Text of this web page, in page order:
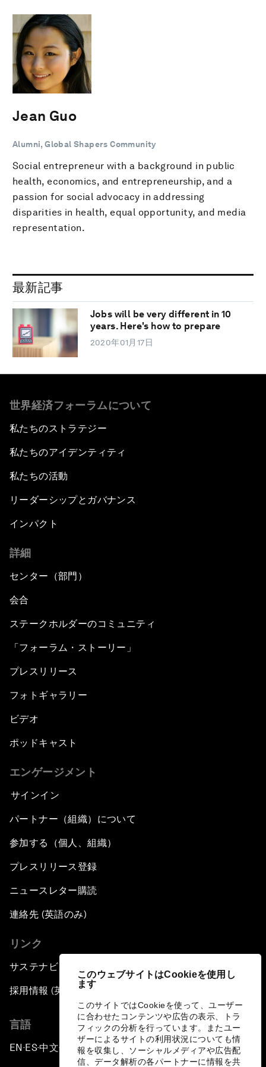
このウェブサイトはCookieを使用し
ます
このサイトではCookieを使って、ユーザー
に合わせたコンテンツや広告の表示、トラ
フィックの分析を行っています。またユー
ザーによるサイトの利用状況についても情
報を収集し、ソーシャルメディアや広告配
信、データ解析の各パートナーに情報を共
Jean Guo
Alumni, Global Shapers Community
Social entrepreneur with a background in public
health, economics, and entrepreneurship, and a
passion for social advocacy in addressing
disparities in health, equal opportunity, and media
representation.
最新記事
Jobs will be very different in 10
years. Here's how to prepare
2020年01月17日
世界経済フォーラムについて
私たちのストラテジー
私たちのアイデンティティ
私たちの活動
リーダーシップとガバナンス
インパクト
詳細
センター（部門）
会合
ステークホルダーのコミュニティ
「フォーラム・ストーリー」
プレスリリース
フォトギャラリー
ビデオ
ポッドキャスト
エンゲージメント
サインイン
パートナー（組織）について
参加する（個人、組織）
プレスリリース登録
ニュースレター購読
連絡先 (英語のみ)
リンク
サステナビリティへの取り組み
採用情報 (英語のみ)
言語
EN ▪ES▪中文▪ 日本語